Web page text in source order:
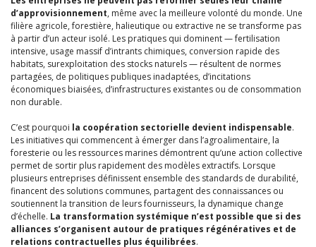
d’approvisionnement, même avec la meilleure volonté du monde. Une
filière agricole, forestière, halieutique ou extractive ne se transforme pas
à partir d’un acteur isolé. Les pratiques qui dominent — fertilisation
intensive, usage massif d’intrants chimiques, conversion rapide des
habitats, surexploitation des stocks naturels — résultent de normes
partagées, de politiques publiques inadaptées, d’incitations
économiques biaisées, d’infrastructures existantes ou de consommation
non durable.
C’est pourquoi la coopération sectorielle devient indispensable.
Les initiatives qui commencent à émerger dans l’agroalimentaire, la
foresterie ou les ressources marines démontrent qu’une action collective
permet de sortir plus rapidement des modèles extractifs. Lorsque
plusieurs entreprises définissent ensemble des standards de durabilité,
financent des solutions communes, partagent des connaissances ou
soutiennent la transition de leurs fournisseurs, la dynamique change
d’échelle. La transformation systémique n’est possible que si des
alliances s’organisent autour de pratiques régénératives et de
relations contractuelles plus équilibrées.